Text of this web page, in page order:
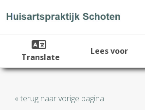
Translate
Lees voor
« terug naar vorige pagina